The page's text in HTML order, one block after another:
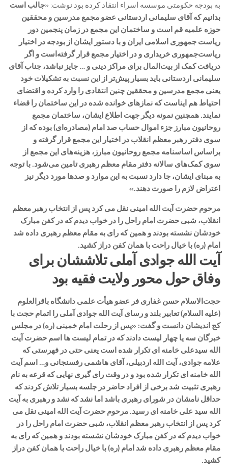
به بودجه حکومتی موسسه اسراء انتقاد کرده بود نوشت: «جالب است
بدانیم که آقای سلیمانی اردستانی عضو مجمع مدرسین و محققین
حوزه علمیه قم است و ساختمان این مجمع در زمان پنجمین دور
ریاست جمهوری اسلامی ایران و با دستور ایشان از بودجه در اختیار
ریاست‌جمهوری خریداری و در اختیار مجمع قرار گرفته‌است و اگر
دریافت کمک از بیت‌المال برای مراکز دینی و … جایز نباشد، جناب آقای
سلیمانی اردستانی باید بسیار پیش‌تر از این نسبت به تشکیلات خود
یعنی مجمع مدرسین و محققین چنین انتقادی را وارد کرده و اقتضای
احتیاط هم ایناست که نمازهای خوانده شده در این ساختمان را قضاء
نمایند. همچنین نمونه دیگر جهت اطلاع ایشان، ساختمان مجمع
روحانیون مبارز جزء اموال حساب صد امام (مصادره‌ای) بوده که از
سوی دفتر رهبر معظم انقلاب در اختیار این مجمع قرار گرفته و
براساس اساسنامه مجمع روحانیون مبارز، هزینه‌های این مجمع از
سوی کمک‌های سالانه دفتر مقام معظم رهبری تامین می‌شود. با توجه
به مبنای ایشان، جا دارد نسبت به این موارد و صدها مورد دیگر نیز
اعتراض لازم را صورت دهند.»
مرحوم حضرت آیت الله امینی نقل می کرد پس از انتخاب رهبر معظم
انقلاب، شبی حضرت امام راحل را در خواب دیدم که در کفن مبارک
خودشان نشسته بودند و همین که رای به مقام معظم رهبری داده شد
امام (ره) با خیال راحت با همان کفن دراز کشید.
آیت الله جوادی آملی تلاششان برای
وفاق حول محور ولایت فقیه بود
حجت‌الاسلام حسن غفاری ‌فر عضو هیأت علمی دانشگاه باقرالعلوم
(علیه السلام) تعابیر بلند و رسای آیت الله جوادی آملی را اتمام حجت با
کج اندیشان دانست و گفت: «پس از رحلت امام خمینی (ره) در مجلس
خبرگان سه یا چهار لیست دادند که در تمام لیست ها اسم حضرت آیت
الله سیدعلی خامنه ای تکرار شده است یعنی حتی در فهرستی که
علامه جوادی، آیت الله اردبیلی، آقای هاشمی رفسنجانی و… اسم آیت
الله خامنه ای تکرار شده بود و در وقت رای گیری نهایی که قرعه به نام
رهبری تثبیت شد برخی از افراد حاضر در جلسه بسیار تلاش کردند که
حداقل نامشان در شورای رهبری باشد اما نشد که نشد و رهبری به آیت
الله سید علی خامنه ای رسید. مرحوم حضرت آیت الله امینی نقل می
کرد پس از انتخاب رهبر معظم انقلاب، شبی حضرت امام راحل را در
خواب دیدم که در کفن مبارک خودشان نشسته بودند و همین که رای به
مقام معظم رهبری داده شد امام (ره) با خیال راحت با همان کفن دراز
کشید.